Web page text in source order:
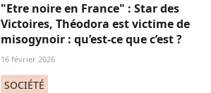
"Etre noire en France" : Star des
Victoires, Théodora est victime de
misogynoir : qu’est-ce que c’est ?
16 février 2026
SOCIÉTÉ